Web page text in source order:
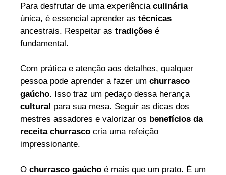
Para desfrutar de uma experiência culinária
única, é essencial aprender as técnicas
ancestrais. Respeitar as tradições é
fundamental.
Com prática e atenção aos detalhes, qualquer
pessoa pode aprender a fazer um churrasco
gaúcho. Isso traz um pedaço dessa herança
cultural para sua mesa. Seguir as dicas dos
mestres assadores e valorizar os benefícios da
receita churrasco cria uma refeição
impressionante.
O churrasco gaúcho é mais que um prato. É um